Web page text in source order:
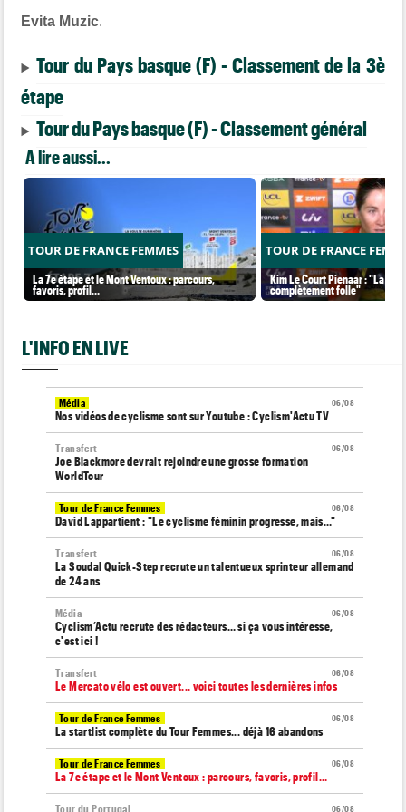
Evita Muzic.
Tour du Pays basque (F) - Classement de la 3è
étape
Tour du Pays basque (F) - Classement général
A lire aussi...
TOUR DE FRANCE FEMMES
La 7e étape et le Mont Ventoux : parcours,
favoris, profil…
TOUR DE FRANCE
Kim Le Court Pienaar : "La
complètement folle"
L'INFO EN LIVE
06/08
Média
Nos vidéos de cyclisme sont sur Youtube : Cyclism'Actu TV
06/08
Transfert
Joe Blackmore devrait rejoindre une grosse formation
WorldTour
06/08
Tour de France Femmes
David Lappartient : "Le cyclisme féminin progresse, mais…"
06/08
Transfert
La Soudal Quick-Step recrute un talentueux sprinteur allemand
de 24 ans
06/08
Média
Cyclism’Actu recrute des rédacteurs… si ça vous intéresse,
c'est ici !
06/08
Transfert
Le Mercato vélo est ouvert... voici toutes les dernières infos
06/08
Tour de France Femmes
La startlist complète du Tour Femmes... déjà 16 abandons
06/08
Tour de France Femmes
La 7e étape et le Mont Ventoux : parcours, favoris, profil…
06/08
Tour du Portugal